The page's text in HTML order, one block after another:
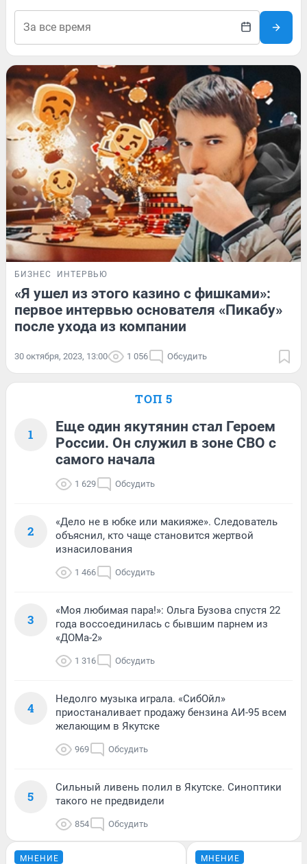
БИЗНЕС ИНТЕРВЬЮ
«Я ушел из этого казино с фишками»:
первое интервью основателя «Пикабу»
после ухода из компании
30 октября, 2023, 13:00 1 056 Обсудить
ТОП 5
1
Еще один якутянин стал Героем
России. Он служил в зоне СВО с
самого начала
1 629 Обсудить
2
«Дело не в юбке или макияже». Следователь
объяснил, кто чаще становится жертвой
изнасилования
1 466 Обсудить
3
«Моя любимая пара!»: Ольга Бузова спустя 22
года воссоединилась с бывшим парнем из
«ДОМа-2»
1 316 Обсудить
4
Недолго музыка играла. «СибОйл»
приостаналивает продажу бензина АИ-95 всем
желающим в Якутске
969 Обсудить
5
Сильный ливень полил в Якутске. Синоптики
такого не предвидели
854 Обсудить
МНЕНИЕ МНЕНИЕ